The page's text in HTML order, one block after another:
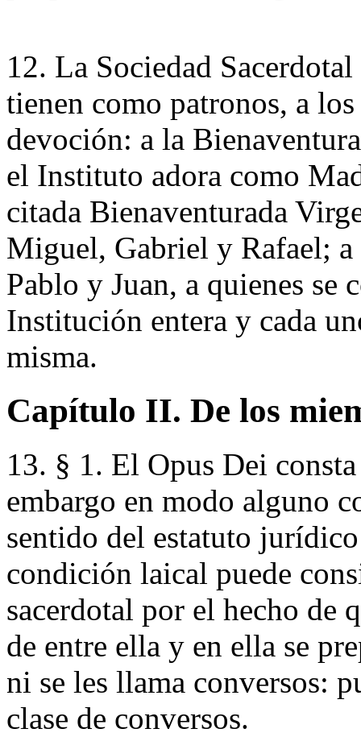
12. La Sociedad
tienen como patronos, a
devoción: a la
el Instituto adora como
citada Bienaventurada
Miguel, Gabriel y Rafael; a
Pablo y Juan, a quienes se
Institución entera y cada
misma.
Capítulo II. De los
13. § 1. El Opus Dei
embargo en modo alguno
sentido del estatuto
condición laical puede
sacerdotal por el hecho de
de entre ella y en ella se
ni se les llama conversos:
clase de conversos.